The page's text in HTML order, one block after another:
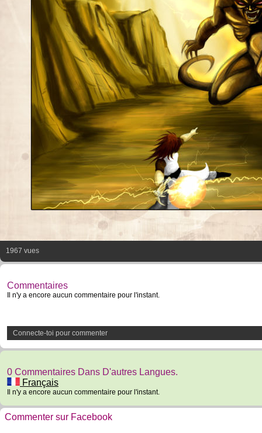
1967 vues
Commentaires
Il n'y a encore aucun commentaire pour l'instant.
Connecte-toi pour commenter
0 Commentaires Dans D'autres Langues.
Français
Il n'y a encore aucun commentaire pour l'instant.
Commenter sur Facebook